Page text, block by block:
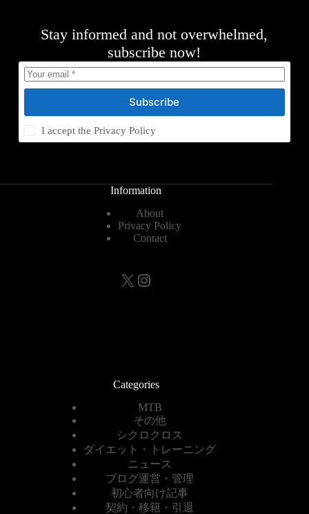
Stay informed and not overwhelmed,
subscribe now!
Subscribe
I accept thePrivacy Policy
Information
About
Privacy Policy
Contact
X Instagram
Categories
MTB
その他
シクロクロス
ダイエット・トレーニング
ニュース
ブログ運営・管理
初心者向け記事
契約・移籍・引退